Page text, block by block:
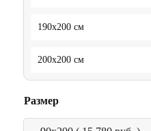
190x200 см
200x200 см
Размер